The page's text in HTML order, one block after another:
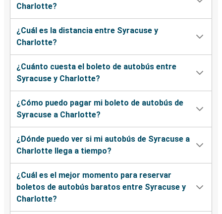
Charlotte?
¿Cuál es la distancia entre Syracuse y
Charlotte?
¿Cuánto cuesta el boleto de autobús entre
Syracuse y Charlotte?
¿Cómo puedo pagar mi boleto de autobús de
Syracuse a Charlotte?
¿Dónde puedo ver si mi autobús de Syracuse a
Charlotte llega a tiempo?
¿Cuál es el mejor momento para reservar
boletos de autobús baratos entre Syracuse y
Charlotte?